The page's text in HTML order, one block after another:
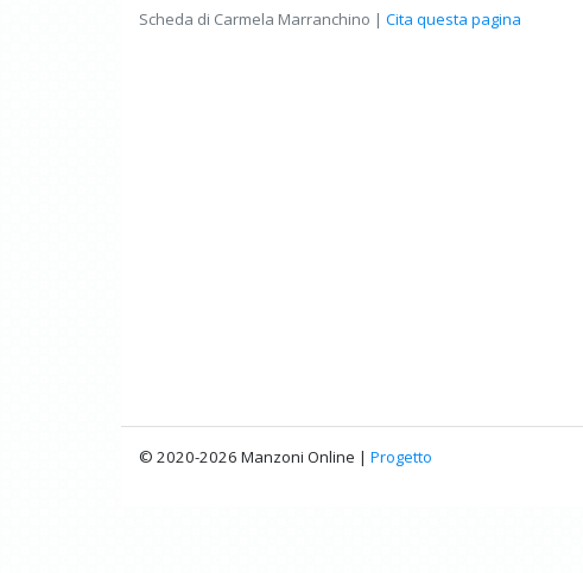
Scheda di Carmela Marranchino | Cita questa pagina
© 2020-2026 Manzoni Online | Progetto